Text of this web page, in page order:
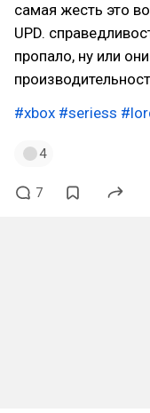
самая жесть это
UPD.
пропало, ну или
#xbox #seriess
4
7